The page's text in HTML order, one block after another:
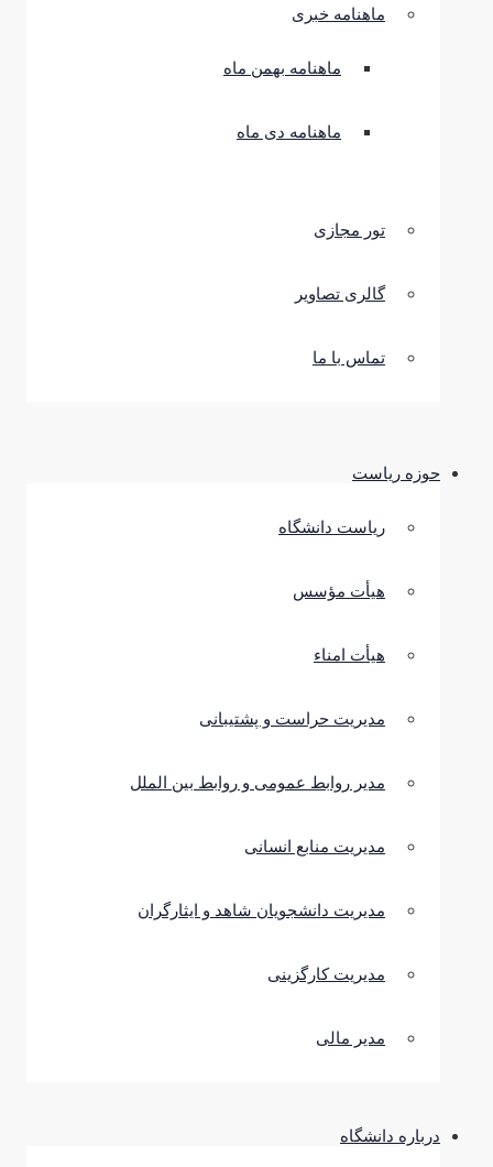
ماهنامه خبری
ماهنامه بهمن ماه
ماهنامه دی ماه
تور مجازی
گالری تصاویر
تماس با ما
حوزه ریاست
ریاست دانشگاه
هیأت مؤسس
هیأت امناء
مدیریت حراست و پشتیبانی
مدیر روابط عمومی و روابط بین الملل
مدیریت منابع انسانی
مدیریت دانشجویان شاهد و ایثارگران
مدیریت کارگزینی
مدیر مالی
درباره دانشگاه